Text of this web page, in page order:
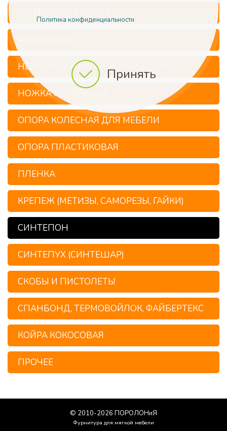
Принять
Политика конфиденциальности
НЕЗАВИСИМЫЙ ПРУЖИННЫЙ БЛОК
НОЖКА МЕБЕЛЬНАЯ
ОПОРА КОЛЕСНАЯ ДЛЯ МЕБЕЛИ
ОПОРА ПЛАСТИКОВАЯ
ПЛЕНКА
КРЕПЕЖ (МЕТИЗЫ, САМОРЕЗЫ, ГАЙКИ)
СИНТЕПОН
СИНТЕПУХ (СИНТЕШАР)
СКОБЫ И ПИСТОЛЕТЫ
СПАНБОНД, ТЕРМОВОЙЛОК, ФАЙБЕРТЕКС
КОЙРА КОКОСОВАЯ
ПРОЧЕЕ
© 2010-2026 ПОРОЛОНиЯ
Фурнитура для мягкой мебели